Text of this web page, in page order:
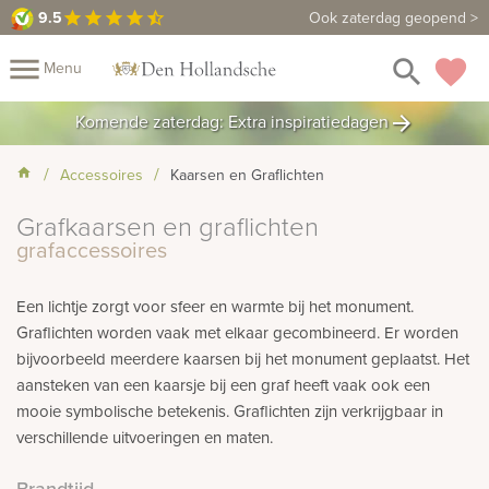
9.5star star star star star_half Ook zaterdag geopend >
9.5 Maak een vrijblijvende afspraak
menu Menu favorite
Mijn
search
close
Home
Assortiment
Fotoboek
Informatie
ons
Duurzaamheid Winkels Contact
Bekijk
ook:
Komende zaterdag: Extra inspiratiedagenarrow_forward
Accessoires Kaarsen en Graflichten
Grafkaarsen en graflichten
grafaccessoires
Een lichtje zorgt voor sfeer en warmte bij het monument.
Graflichten worden vaak met elkaar gecombineerd. Er worden
bijvoorbeeld meerdere kaarsen bij het monument geplaatst. Het
aansteken van een kaarsje bij een graf heeft vaak ook een
mooie symbolische betekenis. Graflichten zijn verkrijgbaar in
verschillende uitvoeringen en maten.